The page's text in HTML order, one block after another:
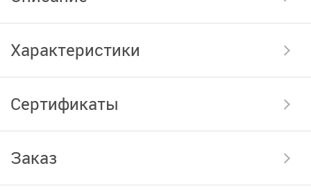
Характеристики
Сертификаты
Заказ